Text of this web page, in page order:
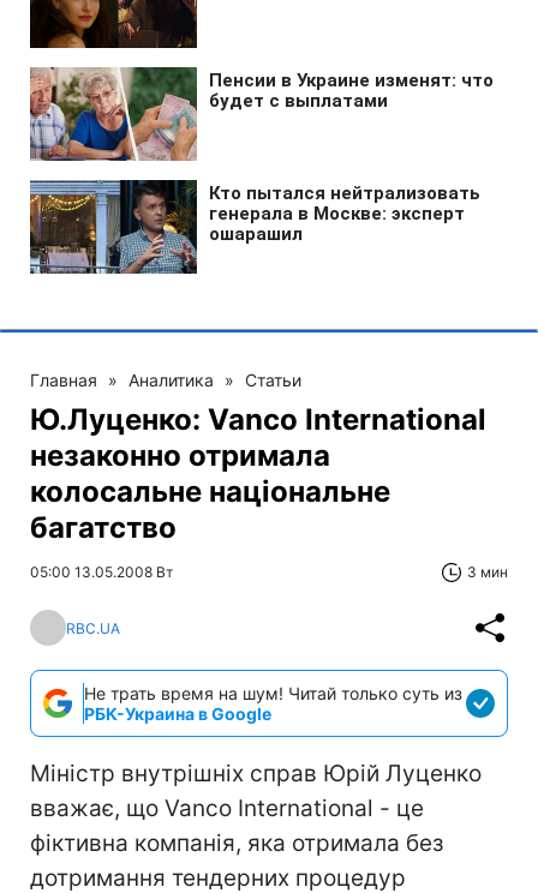
Главная » Аналитика » Статьи
Ю.Луценко: Vanco International
незаконно отримала
колосальне національне
багатство
05:00 13.05.2008 Вт 3 мин
RBC.UA
Не трать время на шум! Читай только суть из
РБК-Украина в Google
Міністр внутрішніх справ Юрій Луценко
вважає, що Vanco International - це
фіктивна компанія, яка отримала без
дотримання тендерних процедур